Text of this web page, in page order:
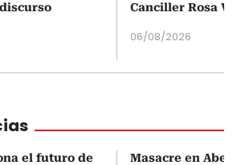
Canciller Rosa
06/08/2026
el futuro de
Masacre en